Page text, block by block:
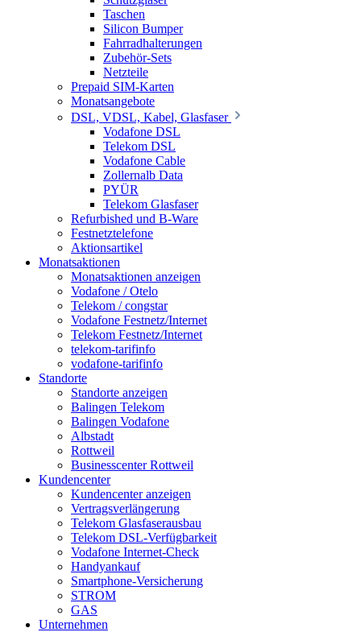
Taschen
Silicon Bumper
Fahrradhalterungen
Zubehör-Sets
Netzteile
Prepaid SIM-Karten
Monatsangebote
DSL, VDSL, Kabel, Glasfaser
Vodafone DSL
Telekom DSL
Vodafone Cable
Zollernalb Data
PYÜR
Telekom Glasfaser
Refurbished und B-Ware
Festnetztelefone
Aktionsartikel
Monatsaktionen
Monatsaktionen anzeigen
Vodafone / Otelo
Telekom / congstar
Vodafone Festnetz/Internet
Telekom Festnetz/Internet
telekom-tarifinfo
vodafone-tarifinfo
Standorte
Standorte anzeigen
Balingen Telekom
Balingen Vodafone
Albstadt
Rottweil
Businesscenter Rottweil
Kundencenter
Kundencenter anzeigen
Vertragsverlängerung
Telekom Glasfaserausbau
Telekom DSL-Verfügbarkeit
Vodafone Internet-Check
Handyankauf
Smartphone-Versicherung
STROM
GAS
Unternehmen